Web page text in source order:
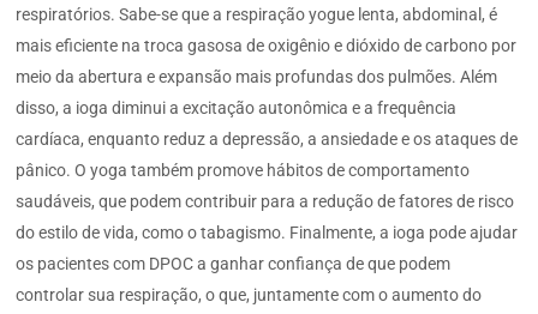
respiratórios. Sabe-se que a respiração yogue lenta, abdominal, é
mais eficiente na troca gasosa de oxigênio e dióxido de carbono por
meio da abertura e expansão mais profundas dos pulmões. Além
disso, a ioga diminui a excitação autonômica e a frequência
cardíaca, enquanto reduz a depressão, a ansiedade e os ataques de
pânico. O yoga também promove hábitos de comportamento
saudáveis, que podem contribuir para a redução de fatores de risco
do estilo de vida, como o tabagismo. Finalmente, a ioga pode ajudar
os pacientes com DPOC a ganhar confiança de que podem
controlar sua respiração, o que, juntamente com o aumento do